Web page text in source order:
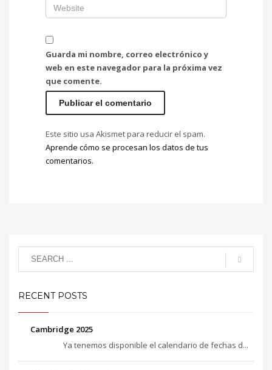
Guarda mi nombre, correo electrónico y
web en este navegador para la próxima vez
que comente.
Este sitio usa Akismet para reducir el spam.
Aprende cómo se procesan los datos de tus
comentarios.
RECENT POSTS
Cambridge 2025
Ya tenemos disponible el calendario de fechas d...